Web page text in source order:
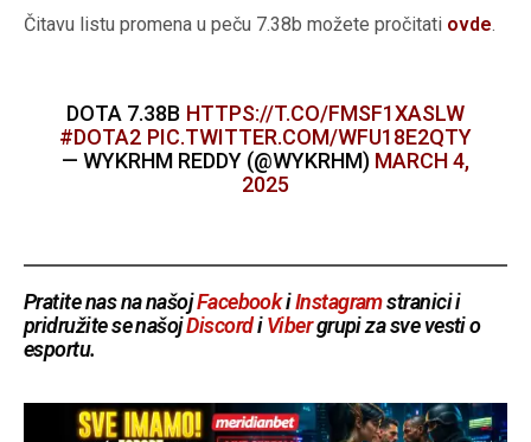
Čitavu listu promena u peču 7.38b možete pročitati ovde.
DOTA 7.38B HTTPS://T.CO/FMSF1XASLW
#DOTA2 PIC.TWITTER.COM/WFU18E2QTY
— WYKRHM REDDY (@WYKRHM) MARCH 4,
2025
Pratite nas na našojFacebookiInstagramstranici i
pridružite se našojDiscordiVibergrupi za sve vesti o
esportu.